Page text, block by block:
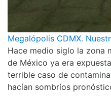
Megalópolis CDMX.
Hace medio siglo la zona
de México ya era
terrible caso de
hacían sombríos